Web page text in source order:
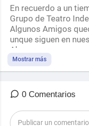
En recuerdo a un
Grupo de Teatro
Algunos Amigos
unque siguen en
Abrazos.
Metangel.
Mostrar más
0 Comentarios